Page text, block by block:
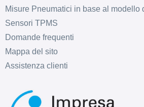
Misure Pneumatici in base al modello
Sensori TPMS
Domande frequenti
Mappa del sito
Assistenza clienti